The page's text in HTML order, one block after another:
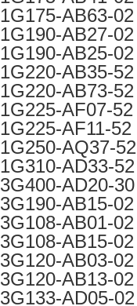
AB63-02
AB27-02
AB25-02
AB35-52
AB73-52
AF07-52
AF11-52
AQ37-52
AD33-52
AD20-30
AB15-02
AB01-02
AB15-02
AB03-02
AB13-02
AD05-02